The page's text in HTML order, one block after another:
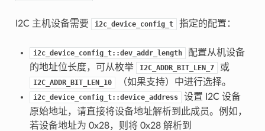
I2C 主机设备需要 i2c_device_config_t 指定的配置：
i2c_device_config_t::dev_addr_length
配置从机设备
的地址位长度，可从枚举
I2C_ADDR_BIT_LEN_7 或
I2C_ADDR_BIT_LEN_10 （如果支持）中进行选择。
i2c_device_config_t::device_address
设置 I2C 设备
原始地址，请直接将设备地址解析到此成员。例如，
若设备地址为 0x28，则将 0x28 解析到